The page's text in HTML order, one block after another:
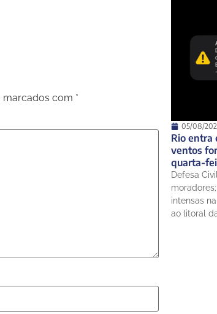
marcados com *
05/08/
Rio entra
ventos
quarta-
Defesa
intensas
ao litoral